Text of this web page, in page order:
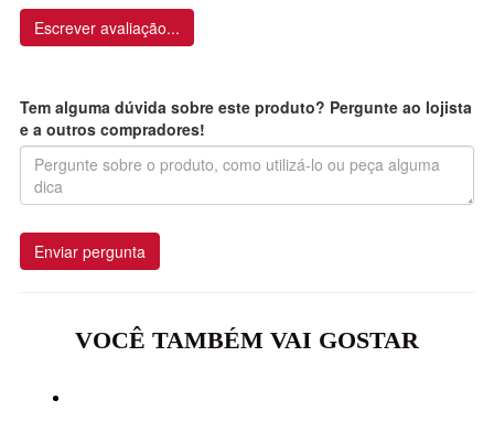
Escrever avaliação...
Tem alguma dúvida sobre este produto? Pergunte ao lojista
e a outros compradores!
Enviar pergunta
VOCÊ TAMBÉM VAI GOSTAR